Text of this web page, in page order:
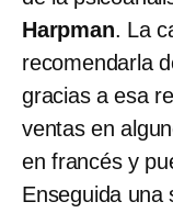
Harpman. La
recomendarla
gracias a esa
ventas en
en francés y
Enseguida